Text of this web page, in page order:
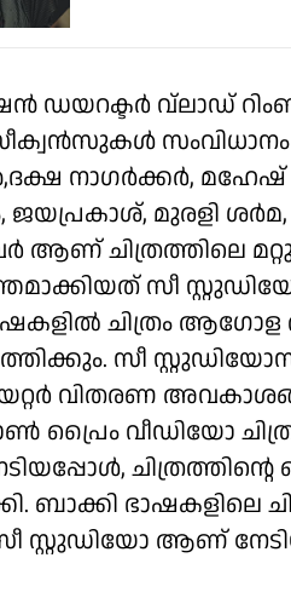
വ്ലാഡ്
സംവിധാനം
നാഗർക്കർ,
ജയപ്രകാശ്, മുരളി
ആണ് ചിത്രത്തിലെ മറ്റു
സീ
ചിത്രം
സീ
വിതരണ
വീഡിയോ
ബാക്കി ഭാഷകളിലെ
സ്റ്റുഡിയോ ആണ്